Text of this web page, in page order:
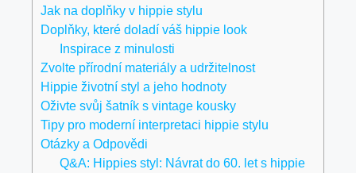
Jak na doplňky v hippie ⁤stylu
Doplňky, které doladí váš hippie look
Inspirace z minulosti
Zvolte ‍přírodní materiály a udržitelnost
Hippie životní styl a ⁣jeho ⁢hodnoty
Oživte svůj šatník s ‌vintage ⁤kousky
Tipy pro moderní interpretaci hippie stylu
Otázky a Odpovědi
Q&A: Hippies styl: Návrat do 60.‌ let ⁢s hippie